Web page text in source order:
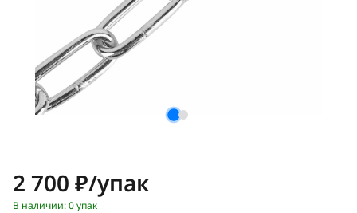
Цена:
2 700 ₽/упак
В наличии: 0 упак